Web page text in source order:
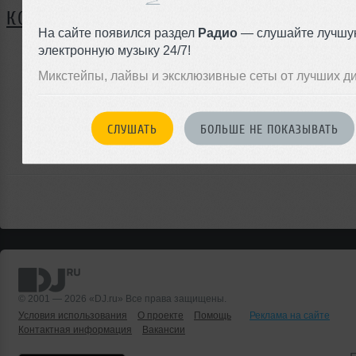
На сайте появился раздел Радио — слушайте
электронную музыку 24/7!
Микстейпы, лайвы и эксклюзивные сеты от лучших
СЛУШАТЬ БОЛЬШЕ НЕ ПОКАЗЫВАТЬ
КОММЕНТАРИИ
ЗАРЕГИСТРИРУЙТЕСЬ
Или
войдите на сайт
чтобы оставить комментарий
© 2001 — 2026 «DJ.ru» Все права защищены.
Условия использования
О проекте Помощь
Реклама на сайте
Контактная информация
Вакансии